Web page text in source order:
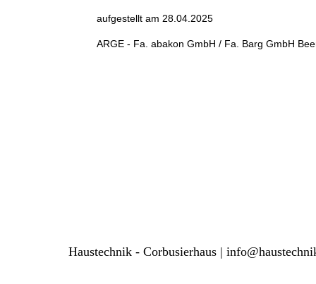
aufgestellt am 28.04.2025
ARGE - Fa. abakon GmbH / Fa. Barg GmbH
Haustechnik - Corbusierhaus |